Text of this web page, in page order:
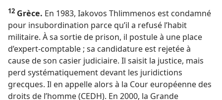
12 Grèce. En 1983, Iakovos Thlimmenos est condamné
pour insubordination parce qu’il a refusé l’habit
militaire. À sa sortie de prison, il postule à une place
d’expert-comptable ; sa candidature est rejetée à
cause de son casier judiciaire. Il saisit la justice, mais
perd systématiquement devant les juridictions
grecques. Il en appelle alors à la Cour européenne des
droits de l’homme (CEDH). En 2000, la Grande